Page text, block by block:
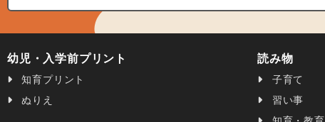
幼児・入学前プリント
知育プリント
ぬりえ
読み物
子育て
習い事